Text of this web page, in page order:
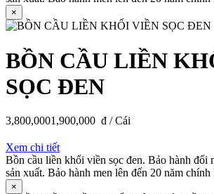
×
BỒN CẦU LIỀN
SỌC ĐEN
3,800,0001,900,000 đ / Cái
Xem chi tiết
Bồn cầu liền khối viền sọc đen. Bảo hành đổi
sản xuất. Bảo hành men lên đến 20 năm chính
×